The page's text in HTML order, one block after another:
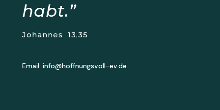
habt.”
Johannes 13,35
Email: info@hoffnungsvoll-ev.de